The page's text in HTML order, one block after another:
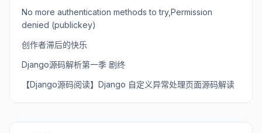
No more authentication methods to try,Permission
denied (publickey)
创作者滞后的快乐
Django源码解析第一季 剧终
【Django源码阅读】Django 自定义异常处理页面源码解读